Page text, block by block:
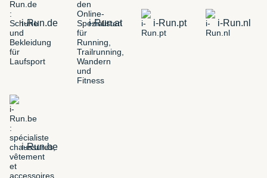
i-Run.de i-Run.at i-Run.pt i-Run.nl
i-Run.be